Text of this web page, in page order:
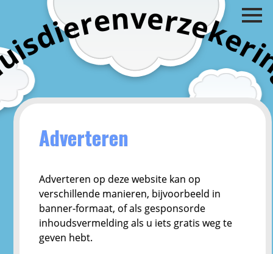
i
sd
ierenverzeke
r
i
Adverteren
Adverteren op deze website kan op
verschillende manieren, bijvoorbeeld in
banner-formaat, of als gesponsorde
inhoudsvermelding als u iets gratis weg te
geven hebt.